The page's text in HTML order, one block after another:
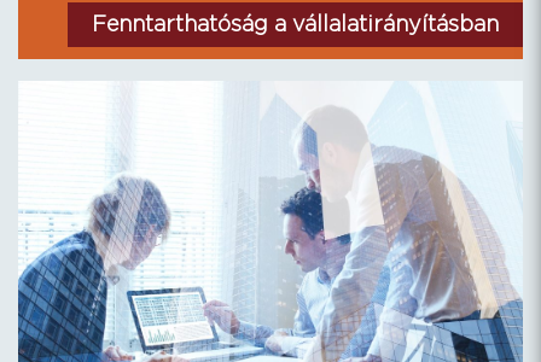
Fenntarthatóság a vállalatirányításban